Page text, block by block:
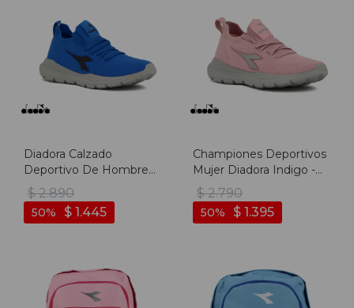
Diadora Calzado
Deportivo De Hombre
Running Indigo -
Blue/black - Azul-negro
$ 2.890
$ 1.445
50
Championes Deportivos
Mujer Diadora Indigo -
Rosado-gris
$ 2.790
$ 1.395
50